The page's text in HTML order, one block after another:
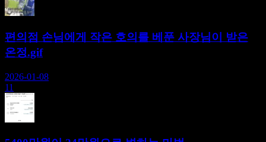
편의점 손님에게 작은 호의를 베푼 사장님이 받은
온정.gif
2026-01-08
11